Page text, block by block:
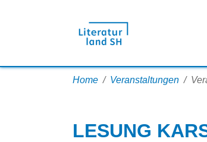
Zum Hauptinhalt springen
Sie sind hier:
Home Veranstaltungen
LESUNG